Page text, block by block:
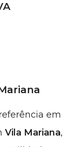
em
Vila Mariana,